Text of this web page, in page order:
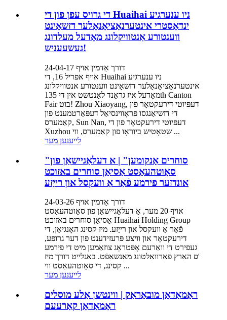
די גרויס עפן פון די Huaihai ניו ענערגיע
ינדאַסטרי אינטערנאַציאָנאַלער דזשאָינט
ווענטורע אַנטוויקלונג מאָדעל מעלדונג
געשעעניש!
דורך אַדמין אויף 24-04-17
אויף אפריל 16, די Huaihai ניו ענערגיע
אינטערנאַציאָנאַלער דזשאָינט ווענטורע אנטוויקלונג
מאָדעל איז גראַנד לאָנטשט אין די 135th Canton
Fair בוט! Zhou Xiaoyang, דעפּיוטי דירעקטאָר פון
די דזשיאַנגסו פּראָווינסיאַל דעפּאַרטמענט פון
קאַמערס, Sun Nan, דעפּיוטי דירעקטאָר פון די
Xuzhou שטאָטיש ביוראָו פון קאַמערס, ווי ...
לייענען מער
"סוחרים אָנקומען" | א דעלאַגיישאַן פון
סאָוטהעאַסט אַסיאַן סוחרים באזוכט
אונדזער פירמע פֿאַר אַ וועקסל און רייַזע
דורך אַדמין אויף 24-03-26
אויף 20 מער, אַ דעלאַגיישאַן פון סאָוטהעאַסט
אַסיאַן סוחרים באזוכט Huaihai Holding Group
פֿאַר אַ וועקסל און רייַזע. מיז קסינג האָנגיאַן, די
דירעקטאָר און וויצע פּרעזידענט פון דער גרופּע,
געפירט די וואַרעם אָפּטראָג צוזאַמען מיט די פירמע
'ס האַרץ פאַרוואַלטונג מאַנשאַפֿט. באגלייט דורך מיז
קסינג, די סאָוטהעאַסט ווי ...
לייענען מער
ראַמאַדאַן מובאַראַק | ווינטשן אַלע מוסלים
ראַמאַדאַן קאַרעעם